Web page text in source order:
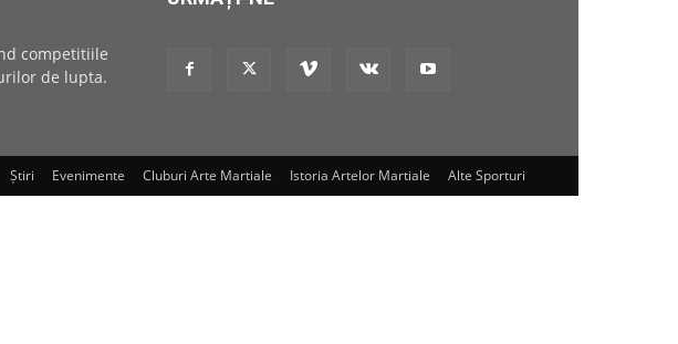
competitiile
de lupta.
Știri Evenimente Cluburi Arte Martiale Istoria Artelor Martiale Alte Sporturi